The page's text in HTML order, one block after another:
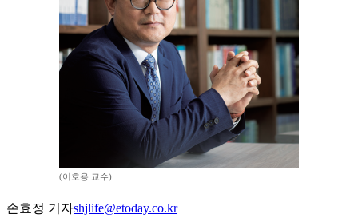
(이호용 교수)
손효정 기자shjlife@etoday.co.kr